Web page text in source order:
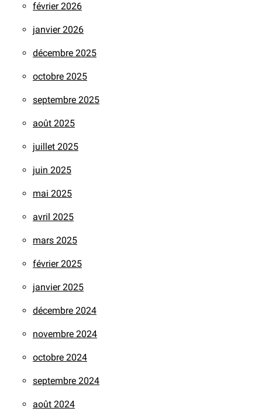
février 2026
janvier 2026
décembre 2025
octobre 2025
septembre 2025
août 2025
juillet 2025
juin 2025
mai 2025
avril 2025
mars 2025
février 2025
janvier 2025
décembre 2024
novembre 2024
octobre 2024
septembre 2024
août 2024